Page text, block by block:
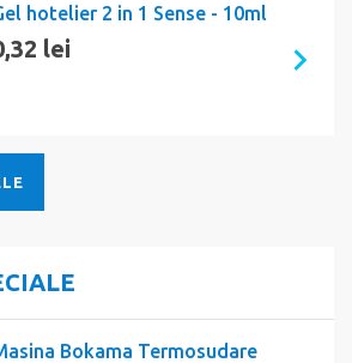
hotelier 2 in 1 Sense - 10ml
lei
Bokama Termosudare